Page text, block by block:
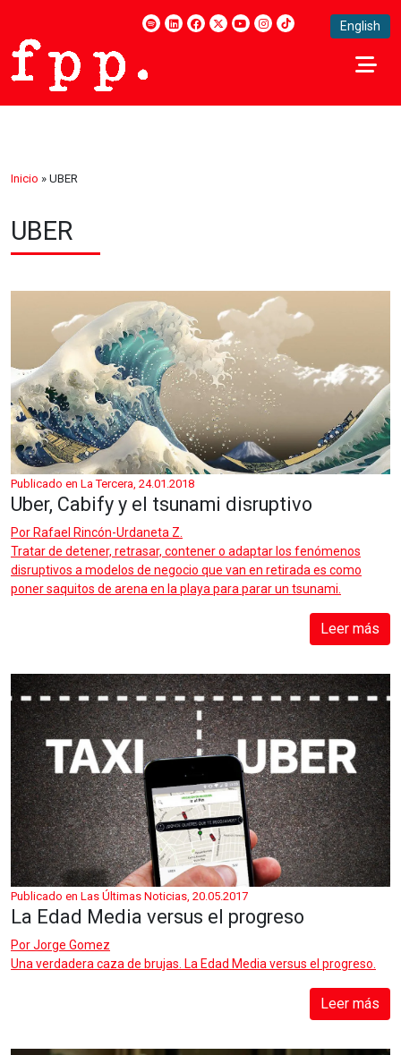
English
Inicio » UBER
UBER
Publicado en La Tercera, 24.01.2018
Uber, Cabify y el tsunami disruptivo
PorRafael Rincón-Urdaneta Z.
Tratar de detener, retrasar, contener o adaptar los fenómenos
disruptivos a modelos de negocio que van en retirada es como
poner saquitos de arena en la playa para parar un tsunami.
Leer más
Publicado en Las Últimas Noticias, 20.05.2017
La Edad Media versus el progreso
PorJorge Gomez
Una verdadera caza de brujas. La Edad Media versus el progreso.
Leer más